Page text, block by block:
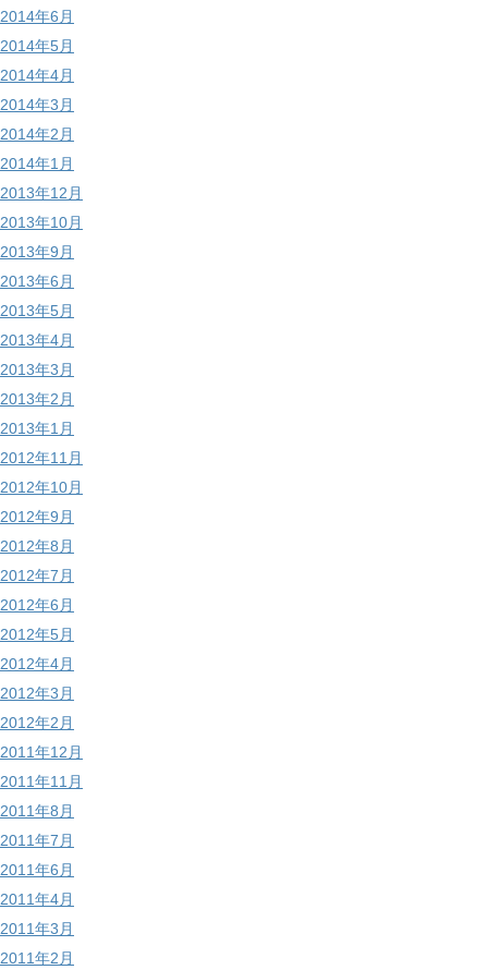
2014年6月
2014年5月
2014年4月
2014年3月
2014年2月
2014年1月
2013年12月
2013年10月
2013年9月
2013年6月
2013年5月
2013年4月
2013年3月
2013年2月
2013年1月
2012年11月
2012年10月
2012年9月
2012年8月
2012年7月
2012年6月
2012年5月
2012年4月
2012年3月
2012年2月
2011年12月
2011年11月
2011年8月
2011年7月
2011年6月
2011年4月
2011年3月
2011年2月